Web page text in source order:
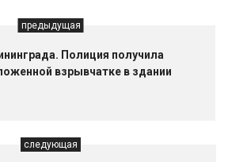
предыдущая
Полиция получила
взрывчатке в здании
следующая